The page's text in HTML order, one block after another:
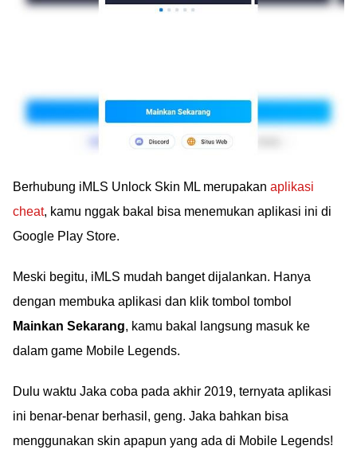
Berhubung iMLS Unlock Skin ML merupakan aplikasi
cheat, kamu nggak bakal bisa menemukan aplikasi ini di
Google Play Store.
Meski begitu, iMLS mudah banget dijalankan. Hanya
dengan membuka aplikasi dan klik tombol tombol
Mainkan Sekarang, kamu bakal langsung masuk ke
dalam game Mobile Legends.
Dulu waktu Jaka coba pada akhir 2019, ternyata aplikasi
ini benar-benar berhasil, geng. Jaka bahkan bisa
menggunakan skin apapun yang ada di Mobile Legends!